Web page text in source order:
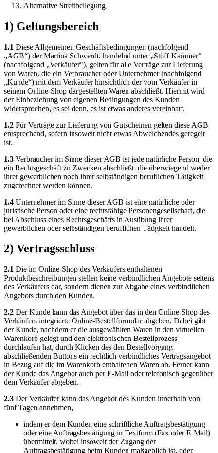
Alternative Streitbeilegung
1) Geltungsbereich
1.1 Diese Allgemeinen Geschäftsbedingungen (nachfolgend
„AGB“) der Martina Schwerdt, handelnd unter „Stoff-Kammer“
(nachfolgend „Verkäufer"), gelten für alle Verträge zur Lieferung
von Waren, die ein Verbraucher oder Unternehmer (nachfolgend
„Kunde“) mit dem Verkäufer hinsichtlich der vom Verkäufer in
seinem Online-Shop dargestellten Waren abschließt. Hiermit wird
der Einbeziehung von eigenen Bedingungen des Kunden
widersprochen, es sei denn, es ist etwas anderes vereinbart.
1.2 Für Verträge zur Lieferung von Gutscheinen gelten diese AGB
entsprechend, sofern insoweit nicht etwas Abweichendes geregelt
ist.
1.3 Verbraucher im Sinne dieser AGB ist jede natürliche Person, die
ein Rechtsgeschäft zu Zwecken abschließt, die überwiegend weder
ihrer gewerblichen noch ihrer selbständigen beruflichen Tätigkeit
zugerechnet werden können.
1.4 Unternehmer im Sinne dieser AGB ist eine natürliche oder
juristische Person oder eine rechtsfähige Personengesellschaft, die
bei Abschluss eines Rechtsgeschäfts in Ausübung ihrer
gewerblichen oder selbständigen beruflichen Tätigkeit handelt.
2) Vertragsschluss
2.1 Die im Online-Shop des Verkäufers enthaltenen
Produktbeschreibungen stellen keine verbindlichen Angebote seitens
des Verkäufers dar, sondern dienen zur Abgabe eines verbindlichen
Angebots durch den Kunden.
2.2 Der Kunde kann das Angebot über das in den Online-Shop des
Verkäufers integrierte Online-Bestellformular abgeben. Dabei gibt
der Kunde, nachdem er die ausgewählten Waren in den virtuellen
Warenkorb gelegt und den elektronischen Bestellprozess
durchlaufen hat, durch Klicken des den Bestellvorgang
abschließenden Buttons ein rechtlich verbindliches Vertragsangebot
in Bezug auf die im Warenkorb enthaltenen Waren ab. Ferner kann
der Kunde das Angebot auch per E-Mail oder telefonisch gegenüber
dem Verkäufer abgeben.
2.3 Der Verkäufer kann das Angebot des Kunden innerhalb von
fünf Tagen annehmen,
indem er dem Kunden eine schriftliche Auftragsbestätigung
oder eine Auftragsbestätigung in Textform (Fax oder E-Mail)
übermittelt, wobei insoweit der Zugang der
Auftragsbestätigung beim Kunden maßgeblich ist, oder